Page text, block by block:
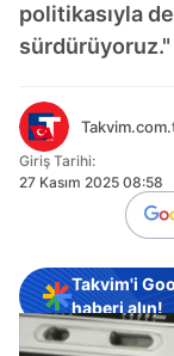
politikasıyla
Giriş Tarihi:
27 Kasım 2025 08:58
Takvim'i
haberi alın!